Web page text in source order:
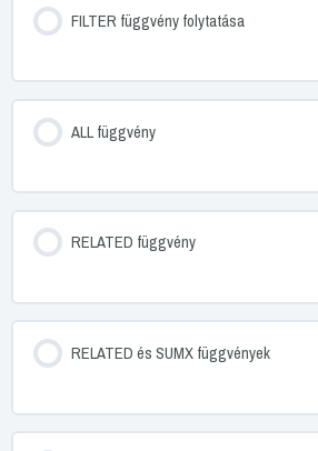
FILTER függvény folytatása
ALL függvény
RELATED függvény
RELATED és SUMX függvények